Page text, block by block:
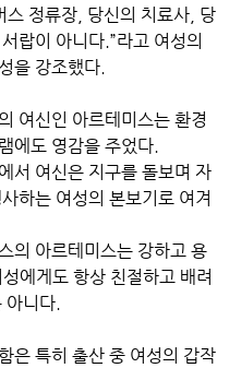
스 정류장, 당신의 치료사, 당
랍이 아니다.”라고 여성의
을 강조했다.
여신인 아르테미스는 환경
에도 영감을 주었다.
서 여신은 지구를 돌보며 자
하는 여성의 본보기로 여겨
의 아르테미스는 강하고 용
에게도 항상 친절하고 배려
아니다.
은 특히 출산 중 여성의 갑작